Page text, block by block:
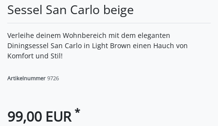
Sessel San Carlo beige
Verleihe deinem Wohnbereich mit dem eleganten
Diningsessel San Carlo in Light Brown einen Hauch von
Komfort und Stil!
Artikelnummer 9726
99,00 EUR *